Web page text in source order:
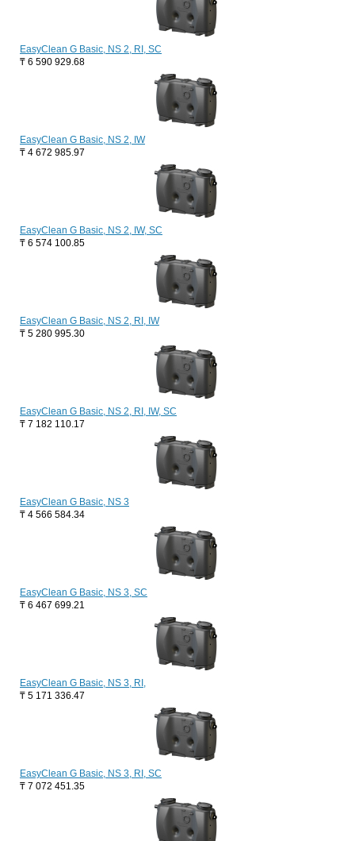
EasyClean G Basic, NS 2, RI, SC
₸ 6 590 929.68
EasyClean G Basic, NS 2, IW
₸ 4 672 985.97
EasyClean G Basic, NS 2, IW, SC
₸ 6 574 100.85
EasyClean G Basic, NS 2, RI, IW
₸ 5 280 995.30
EasyClean G Basic, NS 2, RI, IW, SC
₸ 7 182 110.17
EasyClean G Basic, NS 3
₸ 4 566 584.34
EasyClean G Basic, NS 3, SC
₸ 6 467 699.21
EasyClean G Basic, NS 3, RI,
₸ 5 171 336.47
EasyClean G Basic, NS 3, RI, SC
₸ 7 072 451.35